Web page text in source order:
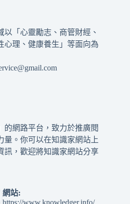
「心靈勵志、商管財經、
心理、健康養生」等面向為
的網路平台，致力於推廣閱
量。你可以在知識家網站上
訊，歡迎將知識家網站分享
網站:
https://www.knowledger.info/